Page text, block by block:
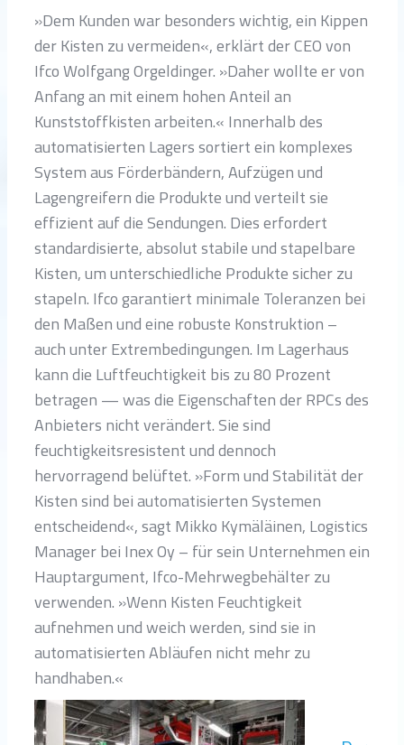
»Dem Kunden war besonders wichtig, ein Kippen
der Kisten zu vermeiden«, erklärt der CEO von
Ifco Wolfgang Orgeldinger. »Daher wollte er von
Anfang an mit einem hohen Anteil an
Kunststoffkisten arbeiten.« Innerhalb des
automatisierten Lagers sortiert ein komplexes
System aus Förderbändern, Aufzügen und
Lagengreifern die Produkte und verteilt sie
effizient auf die Sendungen. Dies erfordert
standardisierte, absolut stabile und stapelbare
Kisten, um unterschiedliche Produkte sicher zu
stapeln. Ifco garantiert minimale Toleranzen bei
den Maßen und eine robuste Konstruktion –
auch unter Extrembedingungen. Im Lagerhaus
kann die Luftfeuchtigkeit bis zu 80 Prozent
betragen — was die Eigenschaften der RPCs des
Anbieters nicht verändert. Sie sind
feuchtigkeitsresistent und dennoch
hervorragend belüftet. »Form und Stabilität der
Kisten sind bei automatisierten Systemen
entscheidend«, sagt Mikko Kymäläinen, Logistics
Manager bei Inex Oy – für sein Unternehmen ein
Hauptargument, Ifco-Mehrwegbehälter zu
verwenden. »Wenn Kisten Feuchtigkeit
aufnehmen und weich werden, sind sie in
automatisierten Abläufen nicht mehr zu
handhaben.«